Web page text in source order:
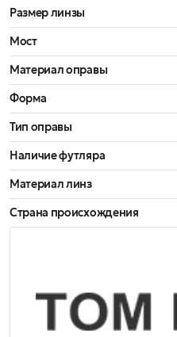
Размер линзы
Мост
Материал оправы
Форма
Тип оправы
Наличие футляра
Материал линз
Страна происхождения